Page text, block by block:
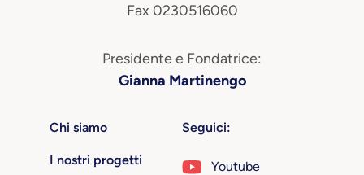
Fax 0230516060
Presidente e Fondatrice:
Gianna Martinengo
Chi siamo
I nostri progetti
Seguici:
Youtube